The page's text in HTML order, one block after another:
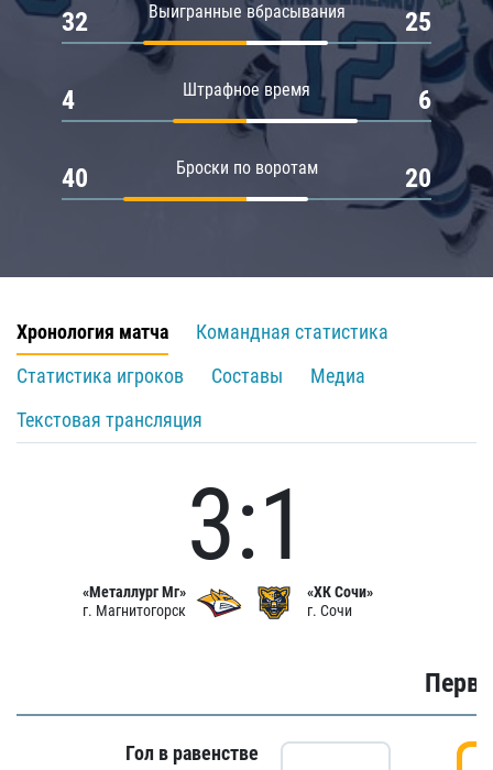
Выигранные вбрасывания
32 25
Штрафное время
4 6
Броски по воротам
40 20
Хронология матча
Командная статистика
Статистика игроков
Составы
Медиа
Текстовая трансляция
«Металлург Мг»
г. Магнитогорск
3:1
«ХК Сочи»
г. Сочи
Гол в равенстве